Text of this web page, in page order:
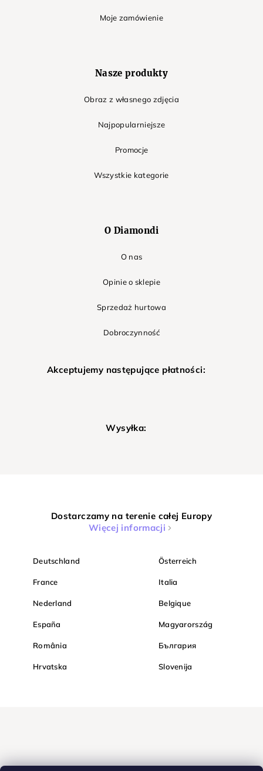
Moje zamówienie
Nasze produkty
Obraz z własnego zdjęcia
Najpopularniejsze
Promocje
Wszystkie kategorie
O Diamondi
O nas
Opinie o sklepie
Sprzedaż hurtowa
Dobroczynność
Akceptujemy następujące płatności:
Wysyłka:
Dostarczamy na terenie całej Europy
Więcej informacji
Deutschland Österreich
France Italia
Nederland Belgique
España Magyarország
România България
Hrvatska Slovenija